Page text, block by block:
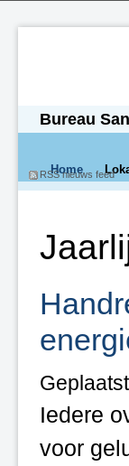
Bureau
Home
Iedere
voor
RSS nieuws feed